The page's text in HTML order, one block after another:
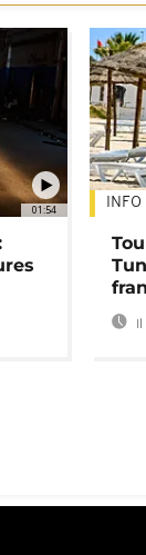
01:54 INFO